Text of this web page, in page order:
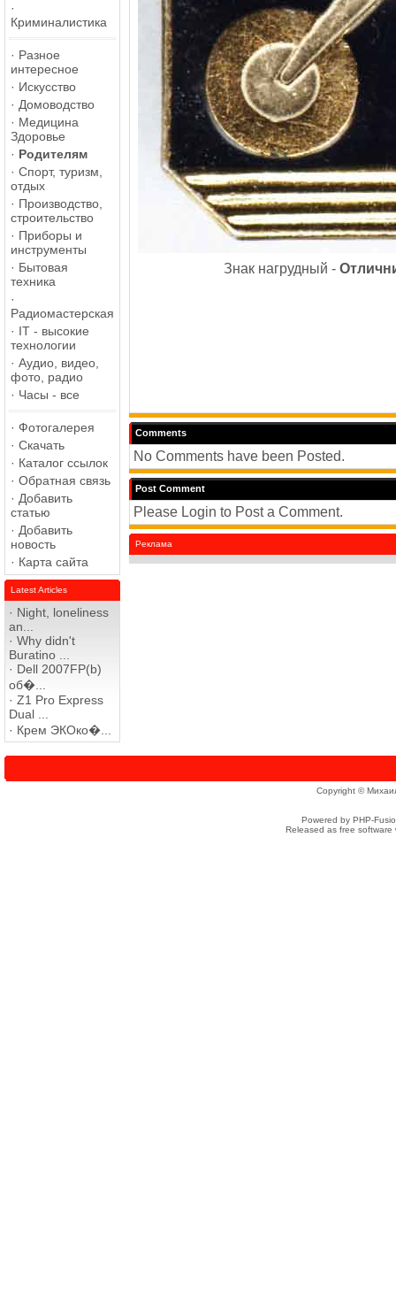
·
Криминалистика
· Разное
интересное
· Искусство
· Домоводство
· Медицина
Здоровье
· Родителям
· Спорт, туризм,
отдых
· Производство,
строительство
· Приборы и
инструменты
· Бытовая
техника
·
Радиомастерская
· IT - высокие
технологии
· Аудио, видео,
фото, радио
· Часы - все
· Фотогалерея
· Скачать
· Каталог ссылок
· Обратная связь
· Добавить
статью
· Добавить
новость
· Карта сайта
Latest Articles
· Night, loneliness
an...
· Why didn't
Buratino ...
· Dell 2007FP(b)
об�...
· Z1 Pro Express
Dual ...
· Крем ЭКОко�...
Знак нагрудный -
Comments
No Comments have been Posted.
Post Comment
Please Login to Post a Comment.
Реклама
Copyright ©
Powered by PHP-
Released as free